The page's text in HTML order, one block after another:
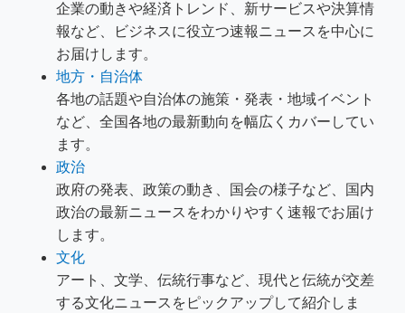
企業の動きや経済トレンド、新サービスや決算情
報など、ビジネスに役立つ速報ニュースを中心に
お届けします。
地方・自治体
各地の話題や自治体の施策・発表・地域イベント
など、全国各地の最新動向を幅広くカバーしてい
ます。
政治
政府の発表、政策の動き、国会の様子など、国内
政治の最新ニュースをわかりやすく速報でお届け
します。
文化
アート、文学、伝統行事など、現代と伝統が交差
する文化ニュースをピックアップして紹介しま